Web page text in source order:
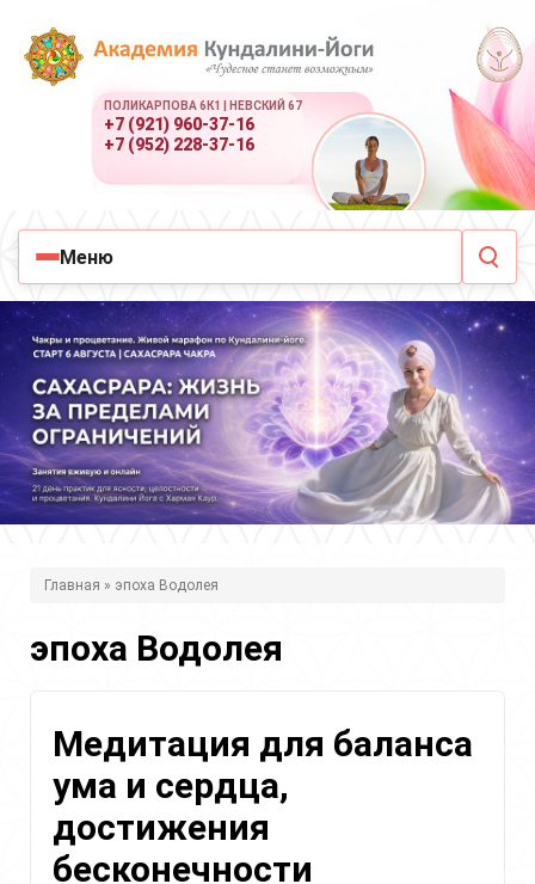
ПОЛИКАРПОВА 6К1 | НЕВСКИЙ 67
+7 (921) 960-37-16
+7 (952) 228-37-16
Меню
з
Главная » эпоха Водолея
эпоха Водолея
Медитация для баланса
ума и сердца,
достижения
бесконечности